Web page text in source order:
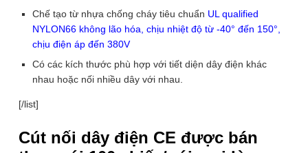
Chế tạo từ nhựa chống cháy tiêu chuẩn UL qualified
NYLON66 không lão hóa, chịu nhiệt độ từ -40° đến 150°,
chịu điện áp đến 380V
Có các kích thước phù hợp với tiết diện dây điện khác
nhau hoặc nối nhiều dây với nhau.
[/list]
Cút nối dây điện CE được bán
CE-5 (1 GÓI 100 CHIẾC)
40.000₫ 50.000₫ -20% ℹ️
20
cút